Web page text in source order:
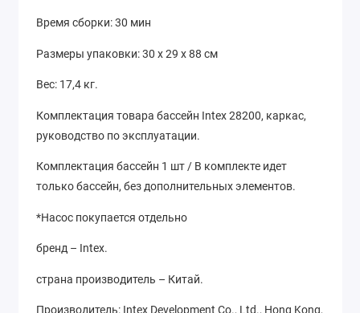
Время сборки: 30 мин
Размеры упаковки: 30 х 29 х 88 см
Вес: 17,4 кг.
Комплектация товара бассейн Intex 28200, каркас,
руководство по эксплуатации.
Комплектация бассейн 1 шт / В комплекте идет
только бассейн, без дополнительных элементов.
*Насос покупается отдельно
бренд – Intex.
страна производитель – Китай.
Производитель: Intex Development Co., Ltd., Hong Kong,